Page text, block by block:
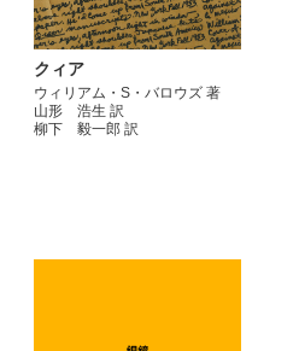
クィア
ウィリアム・S・バロウズ 著
山形 浩生 訳
柳下 毅一郎 訳